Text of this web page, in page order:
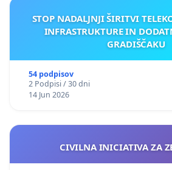
STOP NADALJNJI ŠIRITVI
INFRASTRUKTURE IN
GRADIŠČAKU
54 podpisov
2 Podpisi / 30 dni
14 Jun 2026
CIVILNA INICIATIVA ZA